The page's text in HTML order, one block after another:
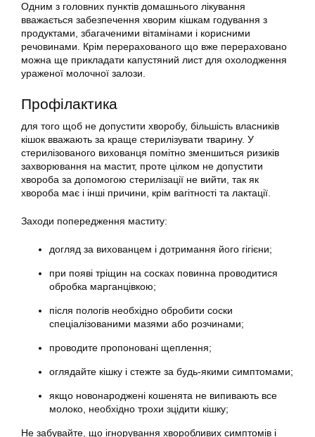
Одним з головних пунктів домашнього лікування
вважається забезпечення хворим кішкам годування з
продуктами, збагаченими вітамінами і корисними
речовинами. Крім перерахованого що вже перераховано
можна ще прикладати капустяний лист для охолодження
ураженої молочної залози.
Профілактика
для того щоб не допустити хворобу, більшість власників
кішок вважають за краще стерилізувати тварину. У
стерилізованого вихованця помітно зменшиться ризиків
захворювання на мастит, проте цілком не допустити
хвороба за допомогою стерилізації не вийти, так як
хвороба має і інші причини, крім вагітності та лактації.
Заходи попередження маститу:
догляд за вихованцем і дотримання його гігієни;
при появі тріщин на сосках повинна проводитися
обробка марганцівкою;
після пологів необхідно обробити соски
спеціалізованими мазями або розчинами;
проводите пропоновані щеплення;
оглядайте кішку і стежте за будь-якими симптомами;
якщо новонароджені кошенята не випивають все
молоко, необхідно трохи зцідити кішку;
Не забувайте, що ігнорування хворобливих симптомів і